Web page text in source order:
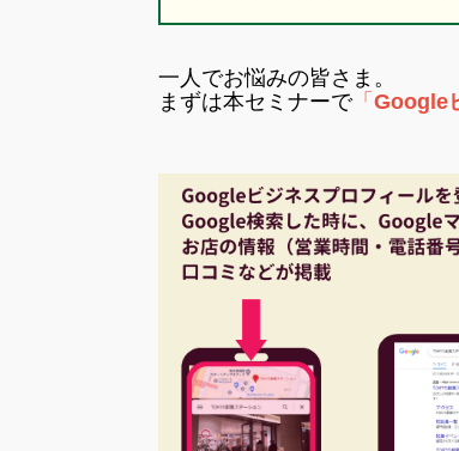
一人でお悩みの皆さま。
まずは本セミナーで「 Google